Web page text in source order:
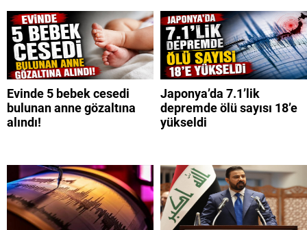
Evinde 5 bebek cesedi
bulunan anne gözaltına
alındı!
Japonya’da 7.1’lik
depremde ölü sayısı 18’e
yükseldi